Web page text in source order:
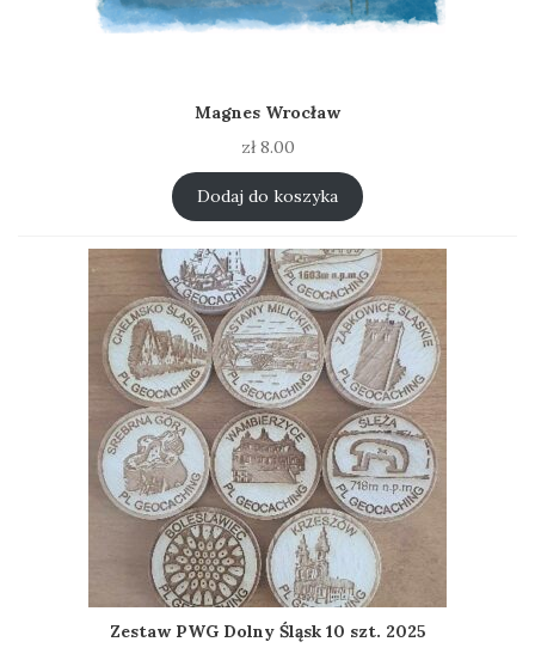
Magnes Wrocław
zł8.00
Dodaj do koszyka
Zestaw PWG Dolny Śląsk 10 szt. 2025